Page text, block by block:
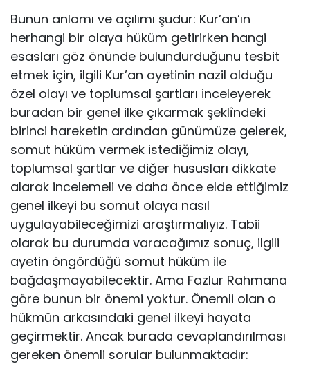
Bunun anlamı ve açılımı şudur: Kur’an’ın
herhangi bir olaya hüküm getirirken hangi
esasları göz önünde bulundurduğunu tesbit
etmek için, ilgili Kur’an ayetinin nazil olduğu
özel olayı ve toplumsal şartları inceleyerek
buradan bir genel ilke çıkarmak şeklîndeki
birinci hareketin ardından günümüze gelerek,
somut hüküm vermek istediğimiz olayı,
toplumsal şartlar ve diğer hususları dikkate
alarak incelemeli ve daha önce elde ettiğimiz
genel ilkeyi bu somut olaya nasıl
uygulayabileceğimizi araştırmalıyız. Tabii
olarak bu durumda varacağımız sonuç, ilgili
ayetin öngördüğü somut hüküm ile
bağdaşmayabilecektir. Ama Fazlur Rahmana
göre bunun bir önemi yoktur. Önemli olan o
hükmün arkasındaki genel ilkeyi hayata
geçirmektir. Ancak burada cevaplandırılması
gereken önemli sorular bulunmaktadır: